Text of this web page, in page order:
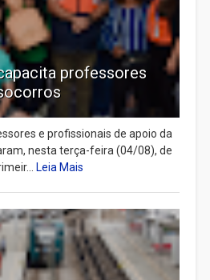
professores
e profissionais de apoio da
nesta terça-feira (04/08), de
Leia Mais